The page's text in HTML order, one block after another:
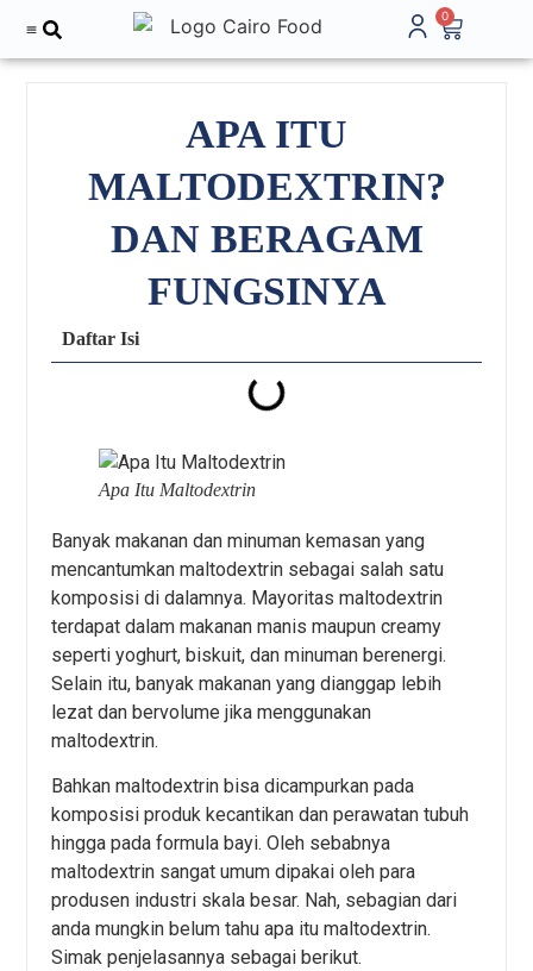
0
APA ITU
MALTODEXTRIN?
DAN BERAGAM
FUNGSINYA
Daftar Isi
Apa Itu Maltodextrin
Banyak makanan dan minuman kemasan yang
mencantumkan maltodextrin sebagai salah satu
komposisi di dalamnya. Mayoritas maltodextrin
terdapat dalam makanan manis maupun creamy
seperti yoghurt, biskuit, dan minuman berenergi.
Selain itu, banyak makanan yang dianggap lebih
lezat dan bervolume jika menggunakan
maltodextrin.
Bahkan maltodextrin bisa dicampurkan pada
komposisi produk kecantikan dan perawatan tubuh
hingga pada formula bayi. Oleh sebabnya
maltodextrin sangat umum dipakai oleh para
produsen industri skala besar. Nah, sebagian dari
anda mungkin belum tahu apa itu maltodextrin.
Simak penjelasannya sebagai berikut.